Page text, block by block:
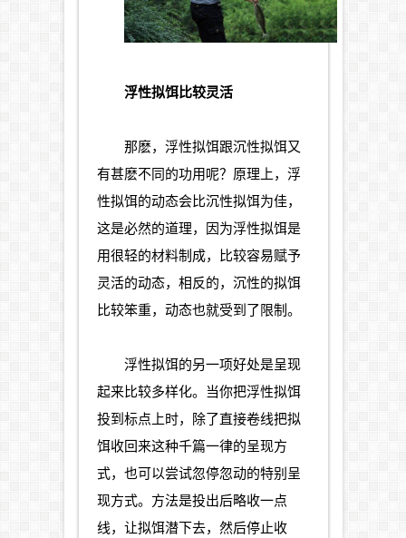
浮性拟饵比较灵活
那麽，浮性拟饵跟沉性拟饵又
有甚麽不同的功用呢？原理上，浮
性拟饵的动态会比沉性拟饵为佳，
这是必然的道理，因为浮性拟饵是
用很轻的材料制成，比较容易赋予
灵活的动态，相反的，沉性的拟饵
比较笨重，动态也就受到了限制。
浮性拟饵的另一项好处是呈现
起来比较多样化。当你把浮性拟饵
投到标点上时，除了直接卷线把拟
饵收回来这种千篇一律的呈现方
式，也可以尝试忽停忽动的特别呈
现方式。方法是投出后略收一点
线，让拟饵潜下去，然后停止收